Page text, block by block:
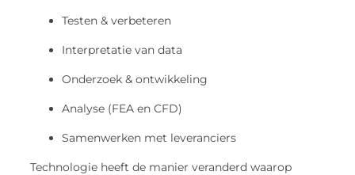
Testen & verbeteren
Interpretatie van data
Onderzoek & ontwikkeling
Analyse (FEA en CFD)
Samenwerken met leveranciers
Technologie heeft de manier veranderd waarop